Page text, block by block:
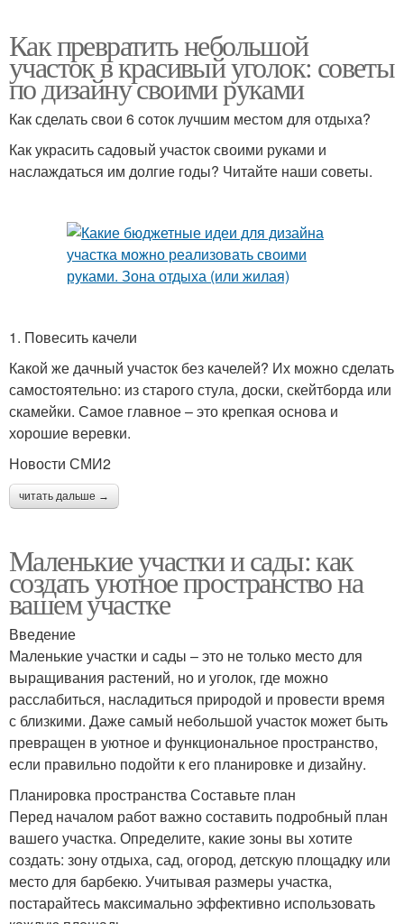
Как превратить небольшой
участок в красивый уголок: советы
по дизайну своими руками
Как сделать свои 6 соток лучшим местом для отдыха?
Как украсить садовый участок своими руками и
наслаждаться им долгие годы? Читайте наши советы.
1. Повесить качели
Какой же дачный участок без качелей? Их можно сделать
самостоятельно: из старого стула, доски, скейтборда или
скамейки. Самое главное – это крепкая основа и
хорошие веревки.
Новости СМИ2
читать дальше →
Маленькие участки и сады: как
создать уютное пространство на
вашем участке
Введение
Маленькие участки и сады – это не только место для
выращивания растений, но и уголок, где можно
расслабиться, насладиться природой и провести время
с близкими. Даже самый небольшой участок может быть
превращен в уютное и функциональное пространство,
если правильно подойти к его планировке и дизайну.
Планировка пространства Составьте план
Перед началом работ важно составить подробный план
вашего участка. Определите, какие зоны вы хотите
создать: зону отдыха, сад, огород, детскую площадку или
место для барбекю. Учитывая размеры участка,
постарайтесь максимально эффективно использовать